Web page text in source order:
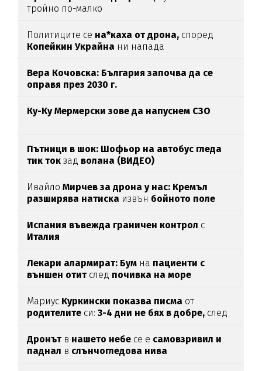
тройно по-малко
Политиците се на*каха от дрона, според
Копейкин Украйна ни напада
Вера Кочовска: България започва да се
оправя през 2030 г.
Ку-Ку Мермерски зове да напуснем СЗО
Пътници в шок: Шофьор на автобус гледа
тик ток зад волана (ВИДЕО)
ИвайлоМирчев за дрона у нас: Кремъл
разширява натиска извън бойното поле
Испания въвежда граничен контрол с
Италия
Лекари алармират: Бум на пациенти с
външен отитслед почивка на море
Мариус Куркински показва писма от
родителите си:3-4 дни не бях в добре, след
Дронътв нашето небе се е самовзривил и
паднал в слънчогледова нива